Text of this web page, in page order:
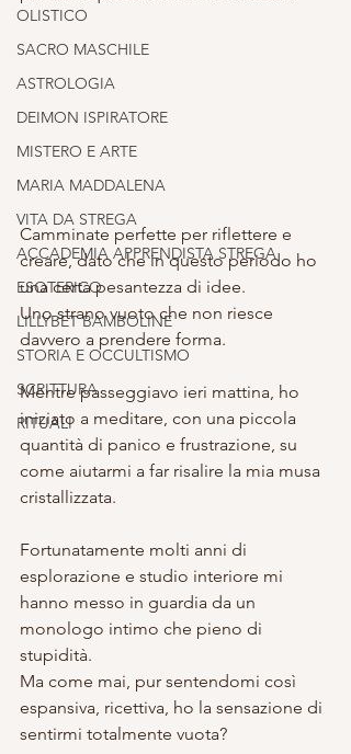
OLISTICO
SACRO MASCHILE
ASTROLOGIA
DEIMON ISPIRATORE
MISTERO E ARTE
MARIA MADDALENA
VITA DA STREGA
ACCADEMIA APPRENDISTA STREGA
ESOTERICO
LILLYBET BAMBOLINE
STORIA E OCCULTISMO
SCRITTURA
RITUALI
Camminate perfette per riflettere e
creare, dato che in questo periodo ho
una certa pesantezza di idee.
Uno strano vuoto che non riesce
davvero a prendere forma.
Mentre passeggiavo ieri mattina, ho
iniziato a meditare, con una piccola
quantità di panico e frustrazione, su
come aiutarmi a far risalire la mia musa
cristallizzata.
Fortunatamente molti anni di
esplorazione e studio interiore mi
hanno messo in guardia da un
monologo intimo che pieno di
stupidità.
Ma come mai, pur sentendomi così
espansiva, ricettiva, ho la sensazione di
sentirmi totalmente vuota?